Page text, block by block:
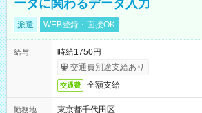
ータに関わるデータ入力
派遣 WEB登録・面接OK
給与
時給1750円
交通費別途支給あり
交通費 全額支給
勤務地
東京都千代田区